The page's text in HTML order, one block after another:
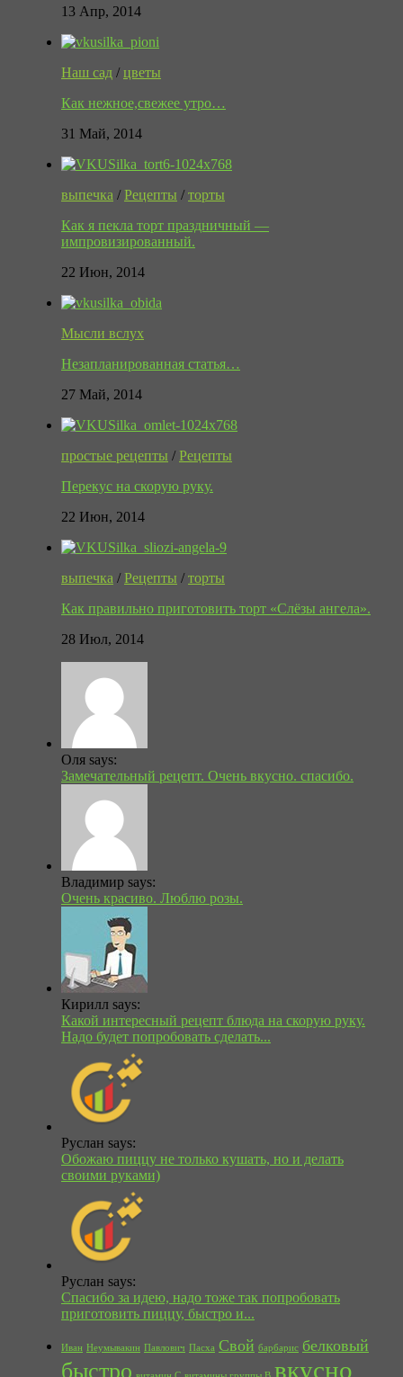
13 Апр, 2014
Наш сад /цветы
Как нежное,свежее утро…
31 Май, 2014
выпечка /Рецепты /торты
Как я пекла торт праздничный —
импровизированный.
22 Июн, 2014
Мысли вслух
Незапланированная статья…
27 Май, 2014
простые рецепты /Рецепты
Перекус на скорую руку.
22 Июн, 2014
выпечка /Рецепты /торты
Как правильно приготовить торт «Слёзы ангела».
28 Июл, 2014
Оля says:
Замечательный рецепт. Очень вкусно. спасибо.
Владимир says:
Очень красиво. Люблю розы.
Кирилл says:
Какой интересный рецепт блюда на скорую руку.
Надо будет попробовать сделать...
Руслан says:
Обожаю пиццу не только кушать, но и делать
своими руками)
Руслан says:
Спасибо за идею, надо тоже так попробовать
приготовить пиццу, быстро и...
Иван Неумывакин Павлович Пасха Свой барбарис белковый
быстро вкусно